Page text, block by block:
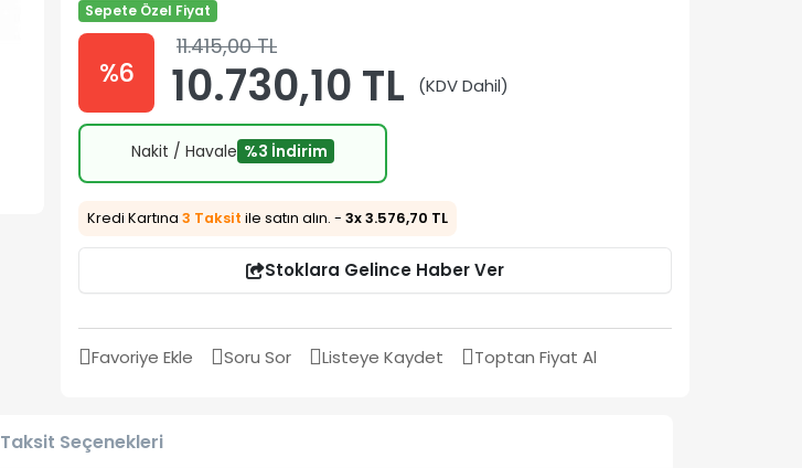
Sepete Özel Fiyat
%6
11.415,00 TL
10.730,10 TL (KDV Dahil)
Nakit / Havale %3 İndirim
Kredi Kartına 3 Taksit ile satın alın. - 3x 3.576,70 TL
Stoklara Gelince Haber Ver
Favoriye Ekle Soru Sor Listeye Kaydet Toptan Fiyat Al
Taksit Seçenekleri